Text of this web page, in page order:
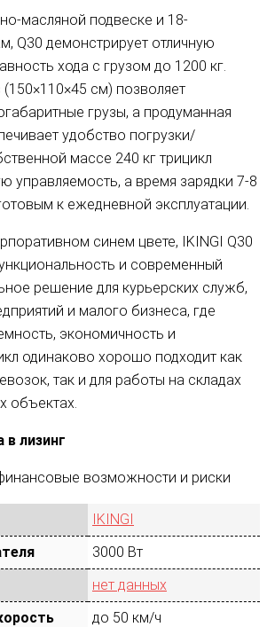
масляной подвеске и 18-
Q30 демонстрирует отличную
хода с грузом до 1200 кг.
см) позволяет
грузы, а продуманная
удобство погрузки/
массе 240 кг трицикл
управляемость, а время зарядки 7-8
к ежедневной эксплуатации.
синем цвете, IKINGI Q30
и современный
решение для курьерских служб,
и малого бизнеса, где
экономичность и
одинаково хорошо подходит как
так и для работы на складах
объектах.
в лизинг
возможности и риски
IKINGI
3000 Вт
нет данных
до 50 км/ч